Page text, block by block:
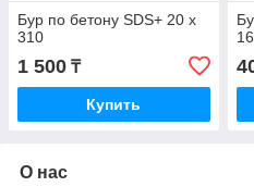
Бур по бетону SDS+ 20 х
310
1 500 ₸
Купить
О нас